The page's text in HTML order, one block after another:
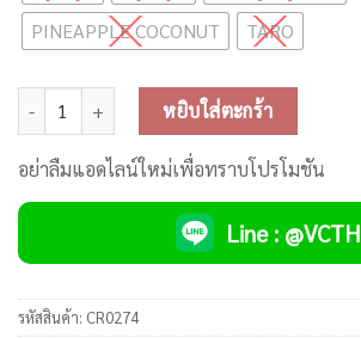
PINEAPPLE COCONUT
TARO
จำนวน CKS VIVA Pod Juice 3ml ชิ้น
หยิบใส่ตะกร้า
อย่าลืมแอดไลน์ใหม่เพื่อทราบโปรโมชัน
Line : @VCTH
รหัสสินค้า: CR0274